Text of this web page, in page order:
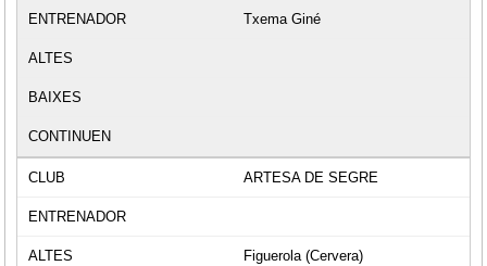
Txema Giné
ARTESA DE SEGRE
Figuerola (Cervera)